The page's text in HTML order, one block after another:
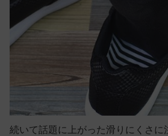
続いて話題に上がった滑りにくさに